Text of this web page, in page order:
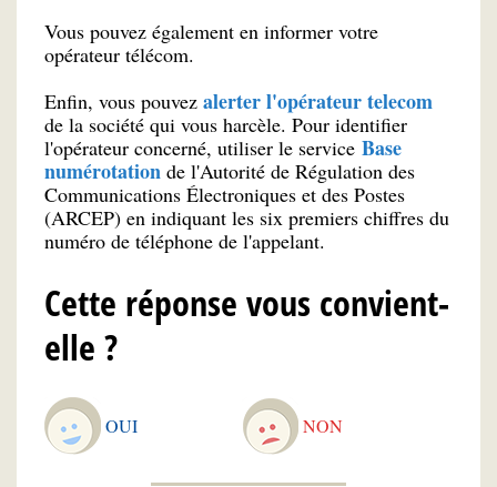
Vous pouvez également en informer votre
opérateur télécom.
Enfin, vous pouvez alerter l'opérateur telecom
de la société qui vous harcèle. Pour identifier
l'opérateur concerné, utiliser le service Base
numérotation de l'Autorité de Régulation des
Communications Électroniques et des Postes
(ARCEP) en indiquant les six premiers chiffres du
numéro de téléphone de l'appelant.
Cette réponse vous convient-
elle ?
OUI NON